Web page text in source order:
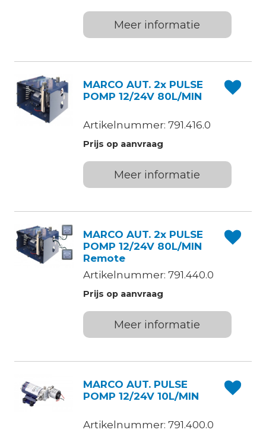
Meer informatie
MARCO AUT. 2x PULSE
POMP 12/24V 80L/MIN
Artikelnummer: 791.416.0
Prijs op aanvraag
Meer informatie
MARCO AUT. 2x PULSE
POMP 12/24V 80L/MIN
Remote
Artikelnummer: 791.440.0
Prijs op aanvraag
Meer informatie
MARCO AUT. PULSE
POMP 12/24V 10L/MIN
Artikelnummer: 791.400.0